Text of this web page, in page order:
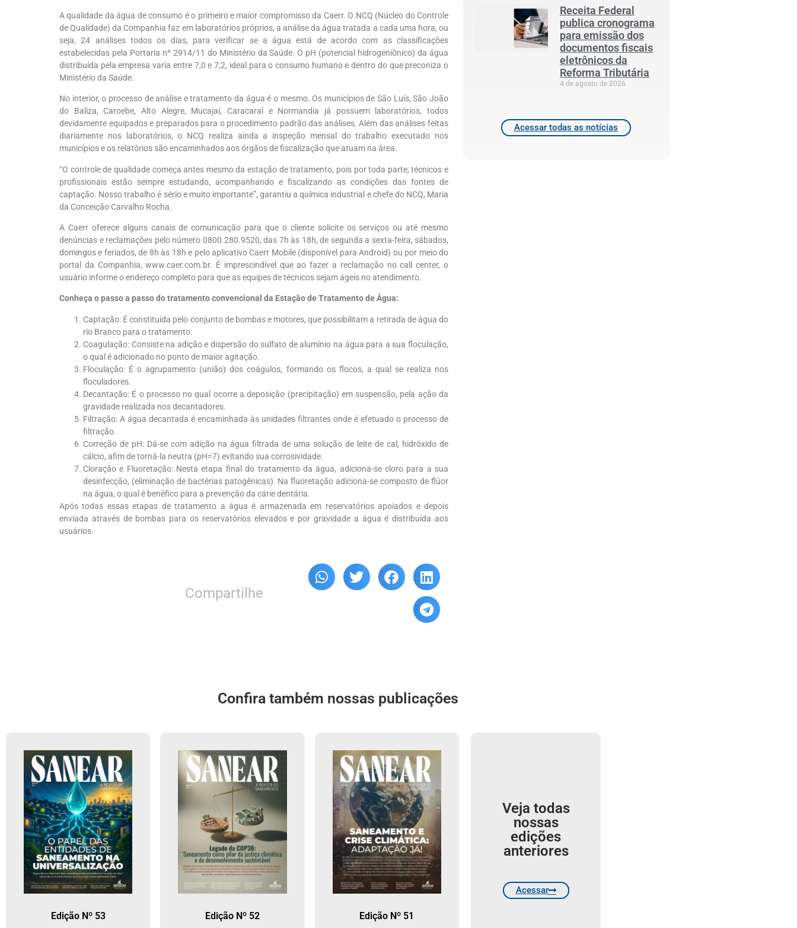
A qualidade da água de consumo é o primeiro e maior compromisso da Caerr. O NCQ (Núcleo do Controle
de Qualidade) da Companhia faz em laboratórios próprios, a análise da água tratada a cada uma hora, ou
seja, 24 análises todos os dias, para verificar se a água está de acordo com as classificações
estabelecidas pela Portaria nº 2914/11 do Ministério da Saúde. O pH (potencial hidrogeniônico) da água
distribuída pela empresa varia entre 7,0 e 7,2, ideal para o consumo humano e dentro do que preconiza o
Ministério da Saúde.
No interior, o processo de análise e tratamento da água é o mesmo. Os municípios de São Luís, São João
do Baliza, Caroebe, Alto Alegre, Mucajaí, Caracaraí e Normandia já possuem laboratórios, todos
devidamente equipados e preparados para o procedimento padrão das análises. Além das análises feitas
diariamente nos laboratórios, o NCQ realiza ainda a inspeção mensal do trabalho executado nos
municípios e os relatórios são encaminhados aos órgãos de fiscalização que atuam na área.
“O controle de qualidade começa antes mesmo da estação de tratamento, pois por toda parte, técnicos e
profissionais estão sempre estudando, acompanhando e fiscalizando as condições das fontes de
captação. Nosso trabalho é sério e muito importante”, garantiu a química industrial e chefe do NCQ, Maria
da Conceição Carvalho Rocha.
A Caerr oferece alguns canais de comunicação para que o cliente solicite os serviços ou até mesmo
denúncias e reclamações pelo número 0800.280.9520, das 7h às 18h, de segunda a sexta-feira, sábados,
domingos e feriados, de 8h às 18h e pelo aplicativo Caerr Mobile (disponível para Android) ou por meio do
portal da Companhia, www.caer.com.br. É imprescindível que ao fazer a reclamação no call center, o
usuário informe o endereço completo para que as equipes de técnicos sejam ágeis no atendimento.
Conheça o passo a passo do tratamento convencional da Estação de Tratamento de Água:
Captação: É constituída pelo conjunto de bombas e motores, que possibilitam a retirada de água do
rio Branco para o tratamento.
Coagulação: Consiste na adição e dispersão do sulfato de alumínio na água para a sua floculação,
o qual é adicionado no ponto de maior agitação.
Floculação: É o agrupamento (união) dos coágulos, formando os flocos, a qual se realiza nos
floculadores.
Decantação: É o processo no qual ocorre a deposição (precipitação) em suspensão, pela ação da
gravidade realizada nos decantadores.
Filtração: A água decantada é encaminhada às unidades filtrantes onde é efetuado o processo de
filtração.
Correção de pH: Dá-se com adição na água filtrada de uma solução de leite de cal, hidróxido de
cálcio, afim de torná-la neutra (pH=7) evitando sua corrosividade.
Cloração e Fluoretação: Nesta etapa final do tratamento da água, adiciona-se cloro para a sua
desinfecção, (eliminação de bactérias patogênicas). Na fluoretação adiciona-se composto de flúor
na água, o qual é benéfico para a prevenção da cárie dentária.
Após todas essas etapas de tratamento a água é armazenada em reservatórios apoiados e depois
enviada através de bombas para os reservatórios elevados e por gravidade a água é distribuída aos
usuários.
Compartilhe
Receita Federal
publica cronograma
para emissão dos
documentos fiscais
eletrônicos da
Reforma Tributária
4 de agosto de 2026
Acessar todas as notícias
Confira também nossas publicações
Edição Nº 53 Edição Nº 52 Edição Nº 51
Veja todas
nossas
edições
anteriores
Acessar